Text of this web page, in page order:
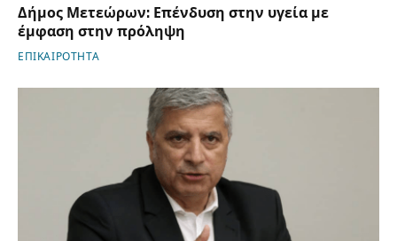
Δήμος Μετεώρων: Επένδυση στην υγεία με
έμφαση στην πρόληψη
ΕΠΙΚΑΙΡΟΤΗΤΑ